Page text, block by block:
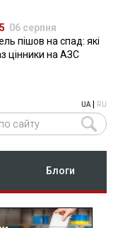
06 серпня
пішов на спад: які
цінники на АЗС
UA| RU
Блоги